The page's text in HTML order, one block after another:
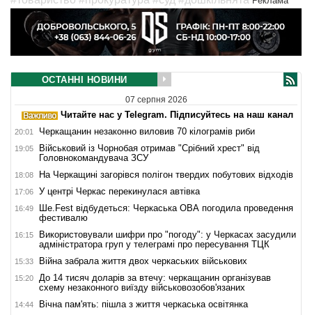
ОСТАННІ НОВИНИ
07 серпня 2026
Читайте нас у Telegram. Підписуйтесь на наш канал
20:01 Черкащанин незаконно виловив 70 кілограмів риби
19:05
Військовий із Чорнобая отримав "Срібний хрест" від
Головнокомандувача ЗСУ
18:08 На Черкащині загорівся полігон твердих побутових відходів
17:06 У центрі Черкас перекинулася автівка
16:49
Ше.Fest відбудеться: Черкаська ОВА погодила проведення
фестивалю
16:15
Використовували шифри про "погоду": у Черкасах засудили
адміністратора груп у телеграмі про пересування ТЦК
15:33 Війна забрала життя двох черкаських військових
15:20
До 14 тисяч доларів за втечу: черкащанин організував
схему незаконного виїзду військовозобов'язаних
14:44 Вічна пам'ять: пішла з життя черкаська освітянка